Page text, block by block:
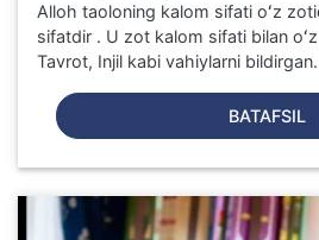
Alloh taoloning kalom sifati oʻz
sifatdir . U zot kalom sifati bilan
Tavrot, Injil kabi vahiylarni
BATAFSIL